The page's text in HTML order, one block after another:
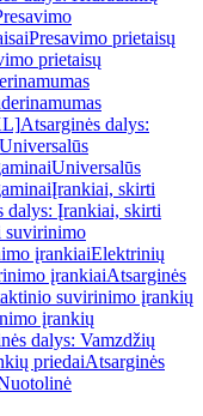
Presavimo prietaisų
prietaisų
Atsarginės dalys:
Universalūs
Universalūs
Įrankiai, skirti
dalys: Įrankiai, skirti
suvirinimo
įrankiaiElektrinių
įrankiaiAtsarginės
suvirinimo įrankių
įrankių
dalys: Vamzdžių
priedaiAtsarginės